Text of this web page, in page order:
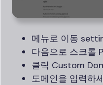
메뉴로 이동
다음으로 스크롤
클릭 Custom
도메인을 입력하